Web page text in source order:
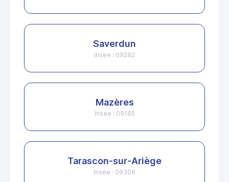
Saverdun
Insee : 09282
Mazères
Insee : 09185
Tarascon-sur-Ariège
Insee : 09306